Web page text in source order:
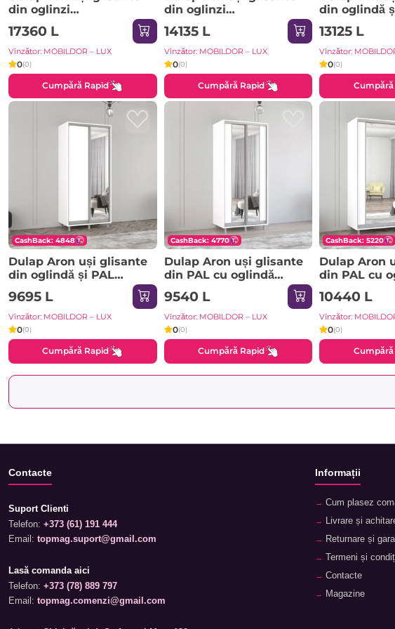
din oglinzi
(370x60x220H cm)
Anthracite
17360 L
Vînzător: MOBILDOR – LUX
0(0)
Cumpără Rapid
din oglinzi
(290x60x200H cm)
Sonoma
14135 L
Vînzător: MOBILDOR – LUX
0(0)
Cumpără Rapid
din oglindă
13125 L
Vînzător:
0(0)
Cumpără
CashBack: 4848
Dulap Aron uși glisante
din oglindă și PAL
(190x60x230H cm) Alb
Brilliant
9695 L
Vînzător: MOBILDOR – LUX
0(0)
Cumpără Rapid
CashBack: 4770
Dulap Aron uși glisante
din PAL cu oglindă
vertical (170x60x240H
cm) Sonoma
9540 L
Vînzător: MOBILDOR – LUX
0(0)
Cumpără Rapid
CashBack: 5220
Dulap Aron
din PAL cu
vertical
cm) Alb
10440 L
Vînzător:
0(0)
Cumpără
Contacte
Suport Clienti
Telefon: +373 (61) 191 444
Email: topmag.suport@gmail.com
Lasă comanda aici
Telefon: +373 (78) 889 797
Email: topmag.comenzi@gmail.com
Informații
Cum plasez
Livrare și
Returnare și
Termeni și
Contacte
Magazine